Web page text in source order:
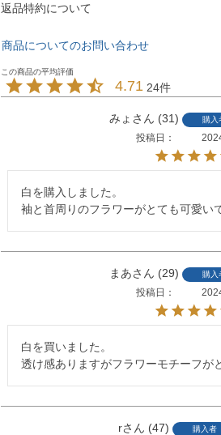
返品特約について
商品についてのお問い合わせ
4.71 24
みょ 31 購入
投稿日
白を購入しました。
袖と首周りのフラワーがとても可愛い
まあ 29 購入
投稿日
白を買いました。
透け感ありますがフラワーモチーフが
r 47 購入者